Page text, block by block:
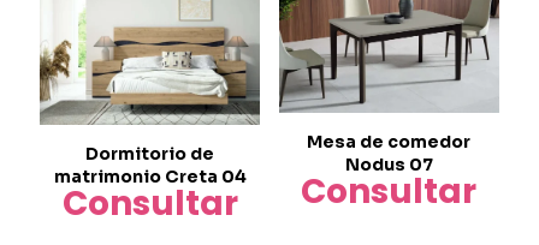
Dormitorio de
matrimonio Creta 04
Consultar
Mesa de comedor
Nodus 07
Consultar